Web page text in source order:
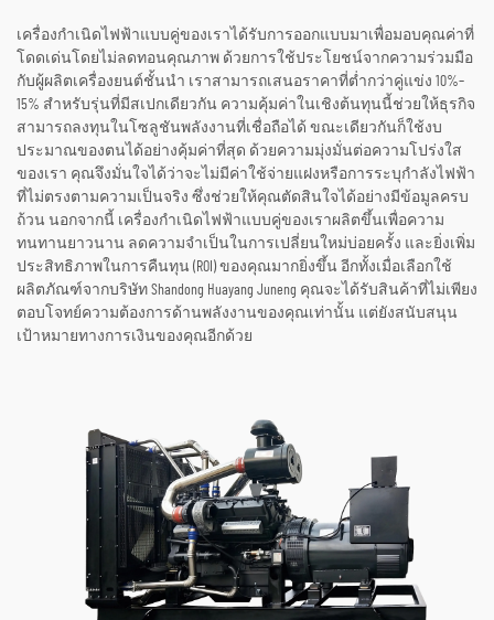
เครื่องกำเนิดไฟฟ้าแบบคู่ของเราได้รับการออกแบบมาเพื่อมอบคุณค่าที่
โดดเด่นโดยไม่ลดทอนคุณภาพ ด้วยการใช้ประโยชน์จากความร่วมมือ
กับผู้ผลิตเครื่องยนต์ชั้นนำ เราสามารถเสนอราคาที่ต่ำกว่าคู่แข่ง 10%–
15% สำหรับรุ่นที่มีสเปกเดียวกัน ความคุ้มค่าในเชิงต้นทุนนี้ช่วยให้ธุรกิจ
สามารถลงทุนในโซลูชันพลังงานที่เชื่อถือได้ ขณะเดียวกันก็ใช้งบ
ประมาณของตนได้อย่างคุ้มค่าที่สุด ด้วยความมุ่งมั่นต่อความโปร่งใส
ของเรา คุณจึงมั่นใจได้ว่าจะไม่มีค่าใช้จ่ายแฝงหรือการระบุกำลังไฟฟ้า
ที่ไม่ตรงตามความเป็นจริง ซึ่งช่วยให้คุณตัดสินใจได้อย่างมีข้อมูลครบ
ถ้วน นอกจากนี้ เครื่องกำเนิดไฟฟ้าแบบคู่ของเราผลิตขึ้นเพื่อความ
ทนทานยาวนาน ลดความจำเป็นในการเปลี่ยนใหม่บ่อยครั้ง และยิ่งเพิ่ม
ประสิทธิภาพในการคืนทุน (ROI) ของคุณมากยิ่งขึ้น อีกทั้งเมื่อเลือกใช้
ผลิตภัณฑ์จากบริษัท Shandong Huayang Juneng คุณจะได้รับสินค้าที่ไม่เพียง
ตอบโจทย์ความต้องการด้านพลังงานของคุณเท่านั้น แต่ยังสนับสนุน
เป้าหมายทางการเงินของคุณอีกด้วย